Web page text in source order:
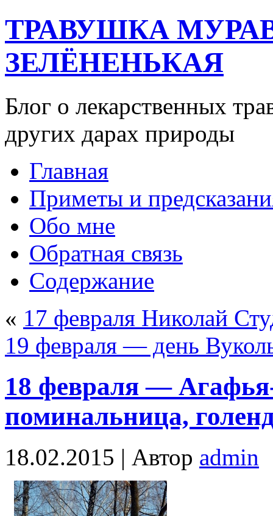
ТРАВУШКА
ЗЕЛЁНЕНЬКАЯ
Блог о лекарственных
других дарах природы
Главная
Приметы и
Обо мне
Обратная связь
Содержание
« 17 февраля Николай
19 февраля — день
18 февраля —
поминальница,
18.02.2015 | Автор admin